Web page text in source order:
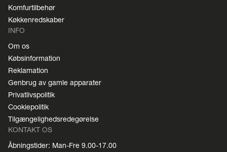
Komfurtilbehør
Køkkenredskaber
INFO
Om os
Købsinformation
Reklamation
Genbrug av gamle apparater
Privatlivspolitik
Cookiepolitik
Tilgængelighedsredegørelse
KONTAKT OS
Åbningstider: Man-Fre 9.00-17.00